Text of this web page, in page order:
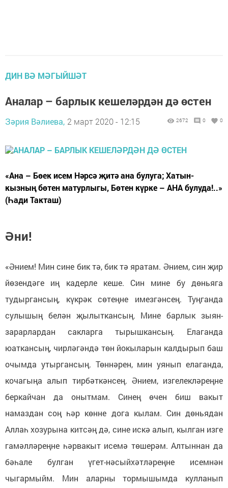
ДИН ВӘ МӘГЫЙШӘТ
Аналар – барлык кешеләрдән дә өстен
Зәрия Вәлиева, 2 март 2020 - 12:15 2672 0 0
«Ана – Бөек исем Нәрсә җитә ана булуга; Хатын-
кызның бөтен матурлыгы, Бөтен күрке – АНА булуда!..»
(Һади Такташ)
Әни!
«Әнием! Мин сине бик тә, бик тә яратам. Әнием, син җир
йөзендәге иң кадерле кеше. Син мине бу дөньяга
тудыргансың, күкрәк сөтеңне имезгәнсең. Туңганда
сулышың белән җылыткансың. Мине барлык зыян-
зарарлардан сакларга тырышкансың. Елаганда
юаткансың, чирләгәндә төн йокыларын калдырып баш
очымда утыргансың. Төннәрен, мин уянып елаганда,
кочагыңа алып тирбәткәнсең. Әнием, изгелекләреңне
беркайчан да онытмам. Синең өчен биш вакыт
намаздан соң һәр көнне дога кылам. Син дөньядан
Аллаһ хозурына китсәң дә, сине искә алып, кылган изге
гамәлләреңне һәрвакыт исемә төшерәм. Алтыннан да
бәһале булган үгет-нәсыйхәтләреңне исемнән
чыгармыйм. Мин аларны тормышымда кулланып